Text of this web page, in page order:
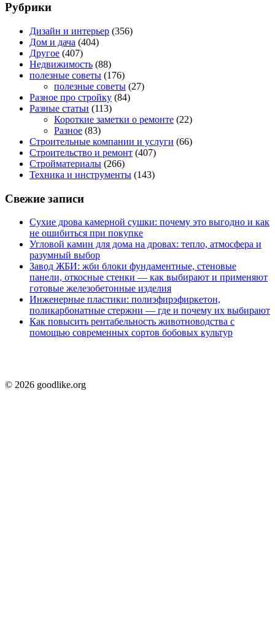
Рубрики
Дизайн и интерьер (356)
Дом и дача (404)
Другое (407)
Недвижимость (88)
полезные советы (176)
полезные советы (27)
Разное про стройку (84)
Разные статьи (113)
Короткие заметки о ремонте (22)
Разное (83)
Строительные компании и услуги (66)
Строительство и ремонт (407)
Стройматериалы (266)
Техника и инструменты (143)
Свежие записи
Сухие дрова камерной сушки: почему это выгодно и как
не ошибиться при покупке
Угловой камин для дома на дровах: тепло, атмосфера и
разумный выбор
Завод ЖБИ: жби блоки фундаментные, стеновые
панели, откосные стенки — как выбирают и применяют
готовые железобетонные изделия
Инженерные пластики: полиэфирэфиркетон,
поликарбонатные стержни — где и почему их выбирают
Как повысить рентабельность животноводства с
помощью современных сортов бобовых культур
© 2026 goodlike.org